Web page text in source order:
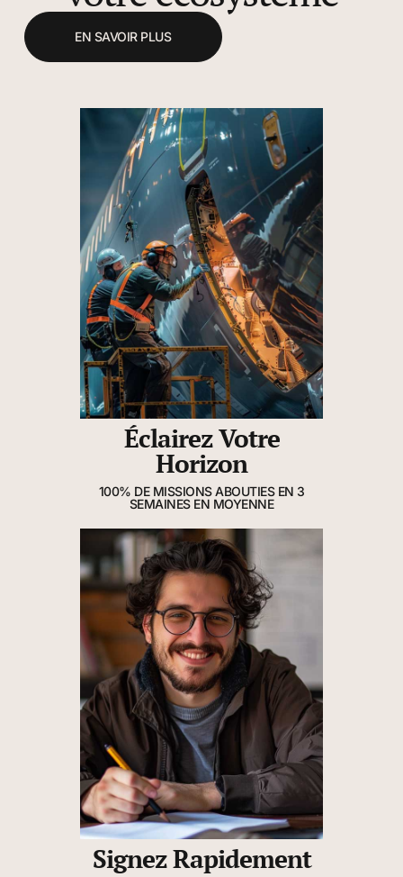
EN SAVOIR PLUS
Éclairez Votre
Horizon
100% DE MISSIONS ABOUTIES EN 3
SEMAINES EN MOYENNE
Signez Rapidement